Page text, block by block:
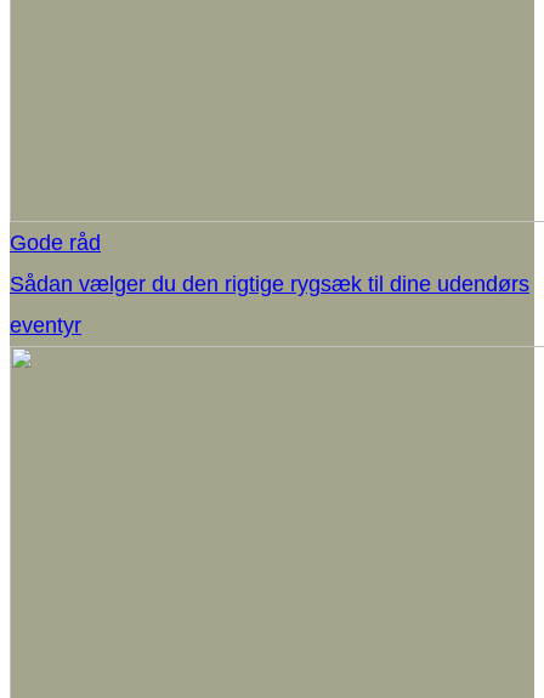
Gode råd
Sådan vælger du den rigtige rygsæk til dine udendørs
eventyr